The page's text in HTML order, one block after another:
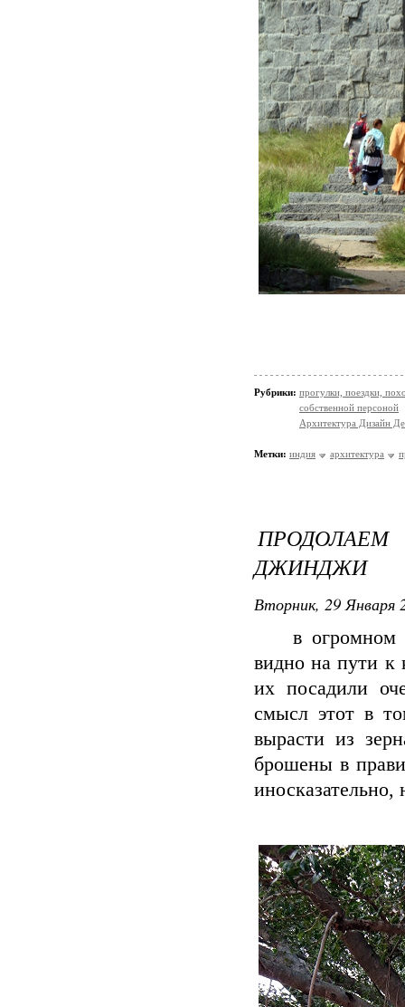
Рубрики: прогулки, поездки,
собственной персоной
Архитектура Дизайн
Метки: индия архитектура
ДЖИНДЖИ
Вторник, 29 Января
в огромном
видно на пути к
их посадили
смысл этот в
вырасти из
брошены в